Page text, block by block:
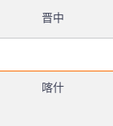
晋中
喀什